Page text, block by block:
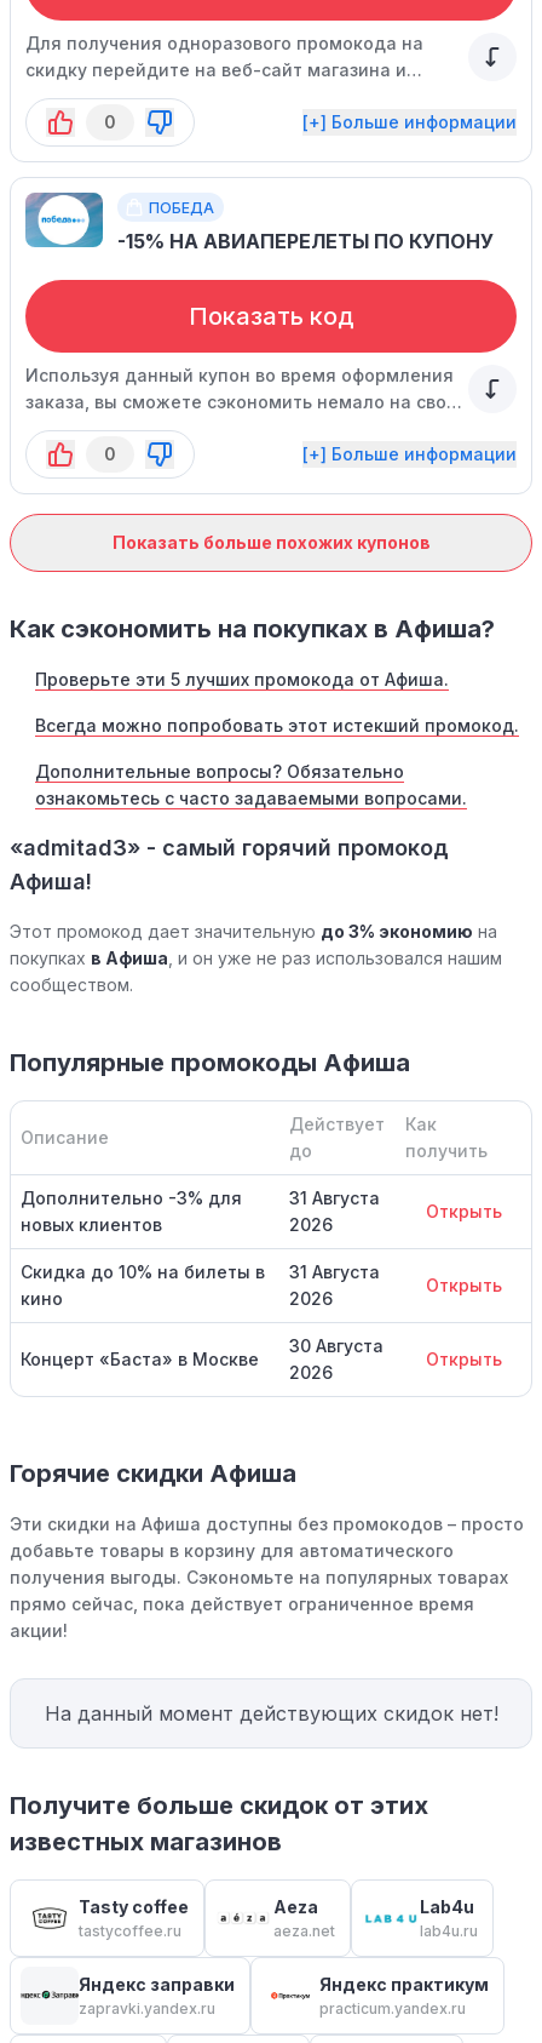
Для получения одноразового промокода на
скидку перейдите на веб-сайт магазина и
дождитесь всплывающего окна. Промокод
применяется при заказе на сумму от 1000
рублей. Успейте воспользоваться специальным
предложением, так как срок его действия
ограничен.
0 [+] Больше информации
ПОБЕДА
-15% НА АВИАПЕРЕЛЕТЫ ПО КУПОНУ
Показать код
Используя данный купон во время оформления
заказа, вы сможете сэкономить немало на своих
путешествиях. Не упустите шанс
воспользоваться этим промо-кодом, он
действителен на ограниченный срок.
0 [+] Больше информации
Показать больше похожих купонов
Как сэкономить на покупках в Афиша?
Проверьте эти 5 лучших промокода от Афиша.
Всегда можно попробовать этот истекший промокод.
Дополнительные вопросы? Обязательно
ознакомьтесь с часто задаваемыми вопросами.
«admitad3» - самый горячий промокод
Афиша!
Этот промокод дает значительную до 3% экономию на
покупках в Афиша , и он уже не раз использовался нашим
сообществом.
Популярные промокоды Афиша
Описание
Действует
до
Как
получить
Дополнительно -3% для
новых клиентов
31 Августа
2026
Открыть
Скидка до 10% на билеты в
кино
31 Августа
2026
Открыть
Концерт «Баста» в Москве
30 Августа
2026
Открыть
Горячие скидки Афиша
Эти скидки на Афиша доступны без промокодов – просто
добавьте товары в корзину для автоматического
получения выгоды. Сэкономьте на популярных товарах
прямо сейчас, пока действует ограниченное время
акции!
На данный момент действующих скидок нет!
Получите больше скидок от этих
известных магазинов
Tasty coffee
tastycoffee.ru
Aeza
aeza.net
Lab4u
lab4u.ru
Яндекс заправки
zapravki.yandex.ru
Яндекс практикум
practicum.yandex.ru